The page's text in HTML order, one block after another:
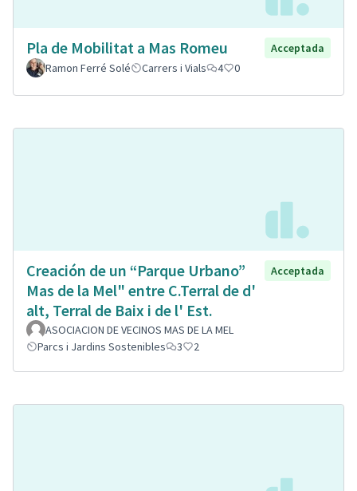
Pla de Mobilitat a Mas Romeu
Acceptada
Ramon Ferré Solé
Carrers i Vials 4 0
Creación de un “Parque Urbano”
Mas de la Mel" entre C.Terral de d'
alt, Terral de Baix i de l' Est.
Acceptada
ASOCIACION DE VECINOS MAS DE LA MEL
Parcs i Jardins Sostenibles
3 2